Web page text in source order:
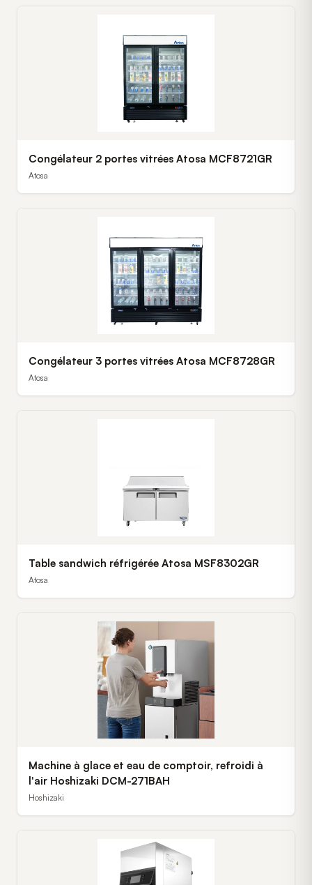
Congélateur 2 portes vitrées Atosa MCF8721GR
Atosa
Congélateur 3 portes vitrées Atosa MCF8728GR
Atosa
Table sandwich réfrigérée Atosa MSF8302GR
Atosa
Machine à glace et eau de comptoir, refroidi à
l'air Hoshizaki DCM-271BAH
Hoshizaki